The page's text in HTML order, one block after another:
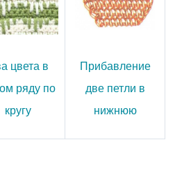
цвета в
ряду по
кругу
Прибавление
две петли в
нижнюю